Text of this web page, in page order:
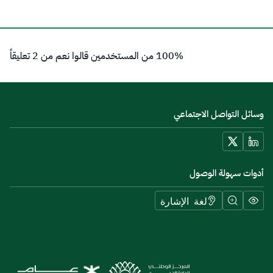
100% من المستخدمين قالوا نعم من 2 تعليقاً
وسائل التواصل الاجتماعي
أدوات سهولة الوصول
لغة الإشارة